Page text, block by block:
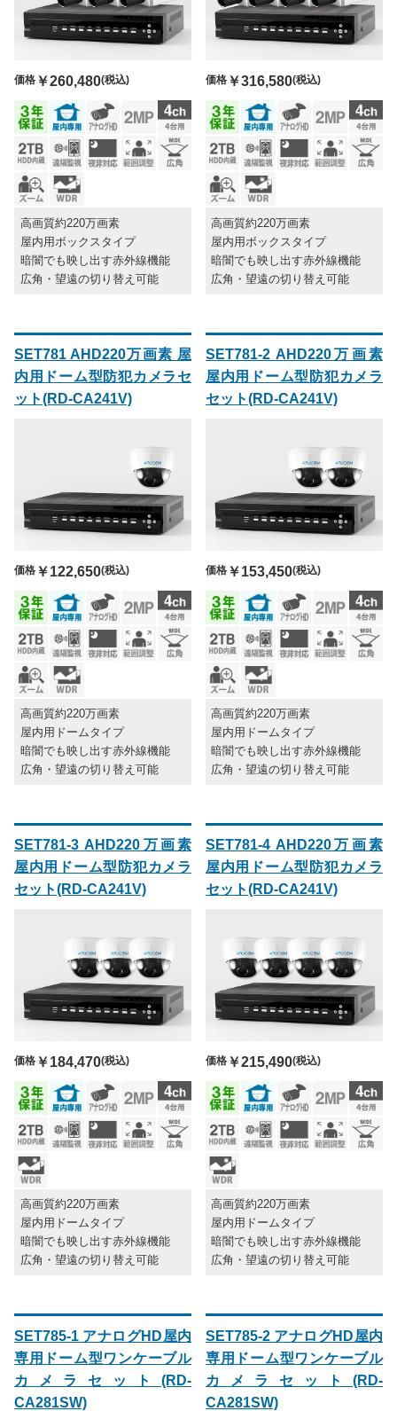
価格 ￥260,480(税込)
高画質約220万画素
屋内用ボックスタイプ
暗闇でも映し出す赤外線機能
広角・望遠の切り替え可能
価格￥316,580(税込)
高画質約220万画素
屋内用ボックスタイプ
暗闇でも映し出す赤外線機能
広角・望遠の切り替え可能
SET781 AHD220万画素 屋
内用ドーム型防犯カメラセ
ット(RD-CA241V)
価格 ￥122,650(税込)
高画質約220万画素
屋内用ドームタイプ
暗闇でも映し出す赤外線機能
広角・望遠の切り替え可能
SET781-2 AHD220万画素
屋内用ドーム型防犯カメラ
セット(RD-CA241V)
価格￥153,450(税込)
高画質約220万画素
屋内用ドームタイプ
暗闇でも映し出す赤外線機能
広角・望遠の切り替え可能
SET781-3 AHD220万画素
屋内用ドーム型防犯カメラ
セット(RD-CA241V)
価格 ￥184,470(税込)
高画質約220万画素
屋内用ドームタイプ
暗闇でも映し出す赤外線機能
広角・望遠の切り替え可能
SET781-4 AHD220万画素
屋内用ドーム型防犯カメラ
セット(RD-CA241V)
価格￥215,490(税込)
高画質約220万画素
屋内用ドームタイプ
暗闇でも映し出す赤外線機能
広角・望遠の切り替え可能
SET785-1 アナログHD屋内
専用ドーム型ワンケーブル
カメラセット(RD-
CA281SW)
SET785-2 アナログHD屋内
専用ドーム型ワンケーブル
カメラセット(RD-
CA281SW)